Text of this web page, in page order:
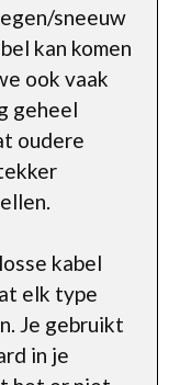
sneeuw
kan komen
ook vaak
geheel
oudere
kabel
elk type
Je gebruikt
in je